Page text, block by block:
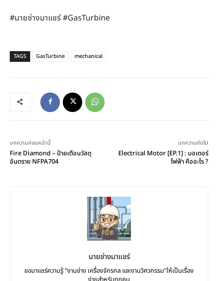
#นายช่างมาแชร์ #GasTurbine
TAGS GasTurbine mechanical
บทความก่อนหน้านี้
Fire Diamond – ป้ายเตือนวัสดุ
อันตราย NFPA704
บทความถัดไป
Electrical Motor [EP.1] : มอเตอร์
ไฟฟ้า คืออะไร ?
นายช่างมาแชร์
ขอมาแชร์ความรู้ "งานช่าง เครื่องจักรกล และงานวิศวกรรม"ให้เป็นเรื่อง